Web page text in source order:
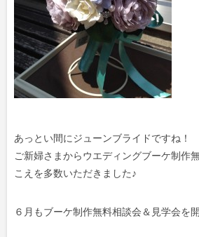
あっとい間にジューンブライドですね！
ご新婦さまからウエディングブーケ制作
こえを多数いただきました♪
６月もブーケ制作無料相談会＆見学会を